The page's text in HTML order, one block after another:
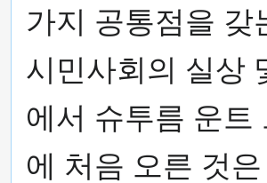
가지 공통점을 갖
시민사회의 실상
에서 슈투름 운트
에 처음 오른 것